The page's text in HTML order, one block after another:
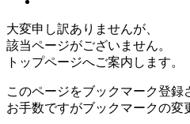
大変申し訳ありませんが、
該当ページがございません。
トップページへご案内します。
このページをブックマーク登録
お手数ですがブックマークの変